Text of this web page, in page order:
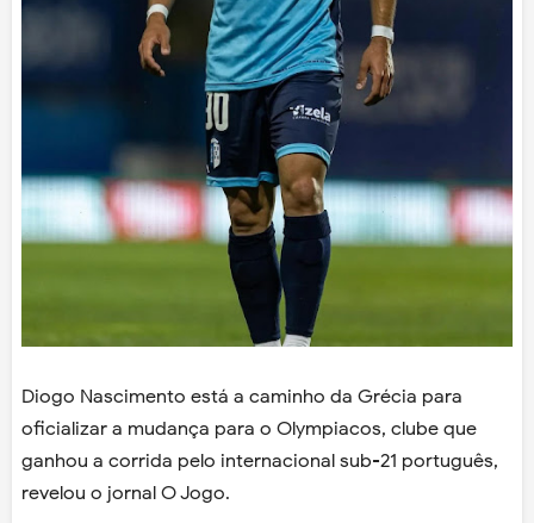
Diogo Nascimento está a caminho da Grécia para
oficializar a mudança para o Olympiacos, clube que
ganhou a corrida pelo internacional sub-21 português,
revelou o jornal O Jogo.